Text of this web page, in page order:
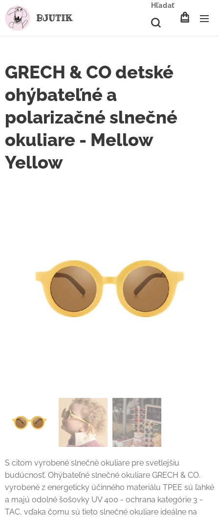
BJUTIK
Hľadať
GRECH & CO detské
ohýbateľné a
polarizačné slnečné
okuliare - Mellow
Yellow
S citom vyrobené slnečné okuliare pre svetlejšiu
budúcnosť. Ohýbateľné slnečné okuliare GRECH & CO.
vyrobené z energeticky účinného materiálu TPEE sú ľahké
a majú odolné šošovky UV 400 - ochrana kategórie 3 -
TAC, vďaka čomu sú tieto slnečné okuliare ideálne na